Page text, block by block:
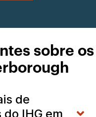
sobre os
de
IHG em